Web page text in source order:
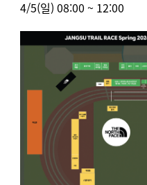
4/5(일) 08:00 ~ 12:00